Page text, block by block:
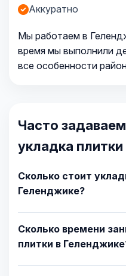
Аккуратно
Мы работаем в
время мы выполнили
все особенности
Часто
укладка
Сколько стоит
Геленджике?
Сколько времени
плитки в